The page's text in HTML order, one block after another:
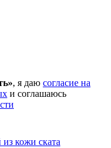
, я даю согласие на
и соглашаюсь